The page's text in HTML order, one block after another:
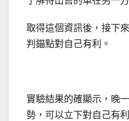
取得這個資訊後，接下
判錨點對自己有利。
實驗結果的確顯示，晚
勢，可以立下對自己有